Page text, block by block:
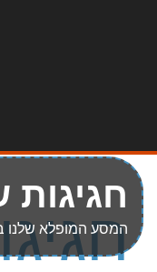
חגיגות
המסע המופלא שלנו